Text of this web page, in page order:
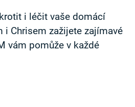
i léčit vaše domácí
i Chrisem zažijete zajímavé
vám pomůže v každé